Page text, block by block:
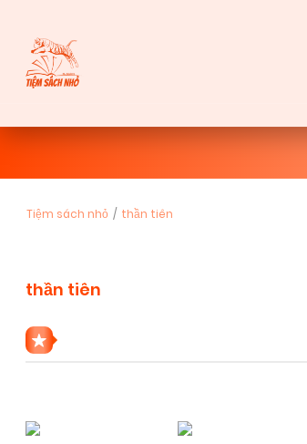
Tiệm sách nhỏ thần tiên
thần tiên